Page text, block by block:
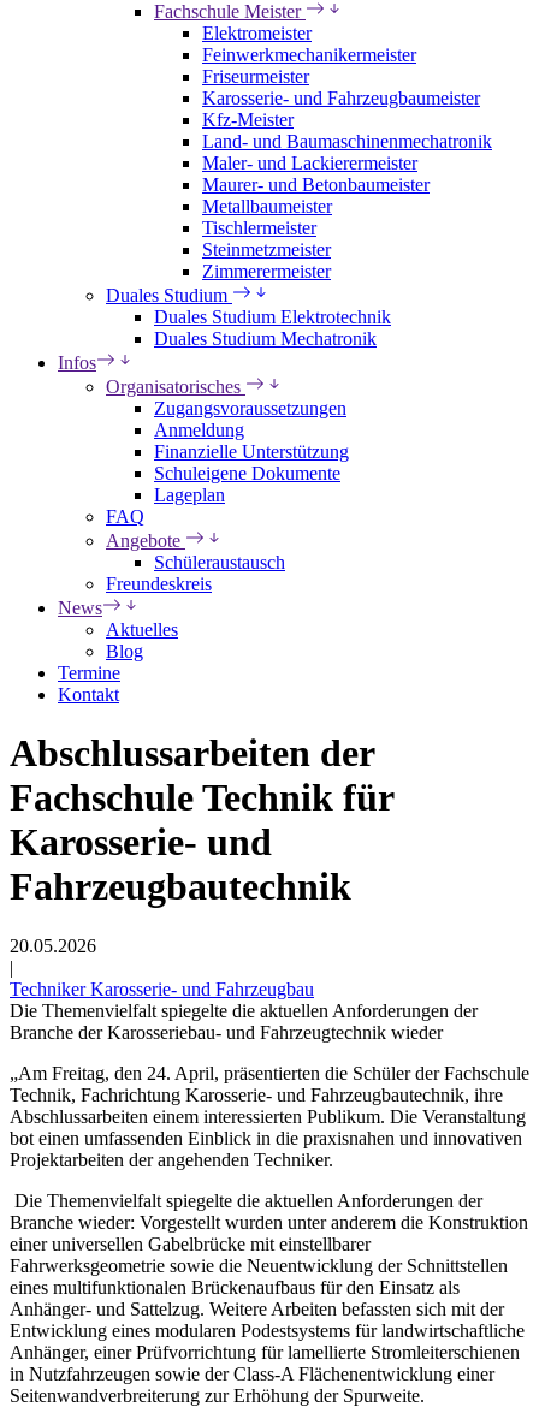
Fachschule Meister
Elektromeister
Feinwerkmechanikermeister
Friseurmeister
Karosserie- und Fahrzeugbaumeister
Kfz-Meister
Land- und Baumaschinenmechatronik
Maler- und Lackierermeister
Maurer- und Betonbaumeister
Metallbaumeister
Tischlermeister
Steinmetzmeister
Zimmerermeister
Duales Studium
Duales Studium Elektrotechnik
Duales Studium Mechatronik
Infos
Organisatorisches
Zugangsvoraussetzungen
Anmeldung
Finanzielle Unterstützung
Schuleigene Dokumente
Lageplan
FAQ
Angebote
Schüleraustausch
Freundeskreis
News
Aktuelles
Blog
Termine
Kontakt
Abschlussarbeiten der
Fachschule Technik für
Karosserie- und
Fahrzeugbautechnik
20.05.2026
|
Techniker Karosserie- und Fahrzeugbau
Die Themenvielfalt spiegelte die aktuellen Anforderungen der
Branche der Karosseriebau- und Fahrzeugtechnik wieder
„Am Freitag, den 24. April, präsentierten die Schüler der Fachschule
Technik, Fachrichtung Karosserie- und Fahrzeugbautechnik, ihre
Abschlussarbeiten einem interessierten Publikum. Die Veranstaltung
bot einen umfassenden Einblick in die praxisnahen und innovativen
Projektarbeiten der angehenden Techniker.
Die Themenvielfalt spiegelte die aktuellen Anforderungen der
Branche wieder: Vorgestellt wurden unter anderem die Konstruktion
einer universellen Gabelbrücke mit einstellbarer
Fahrwerksgeometrie sowie die Neuentwicklung der Schnittstellen
eines multifunktionalen Brückenaufbaus für den Einsatz als
Anhänger- und Sattelzug. Weitere Arbeiten befassten sich mit der
Entwicklung eines modularen Podestsystems für landwirtschaftliche
Anhänger, einer Prüfvorrichtung für lamellierte Stromleiterschienen
in Nutzfahrzeugen sowie der Class-A Flächenentwicklung einer
Seitenwandverbreiterung zur Erhöhung der Spurweite.